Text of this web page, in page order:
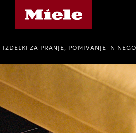
IZDELKI ZA PRANJE, POMIVANJE IN NEGO